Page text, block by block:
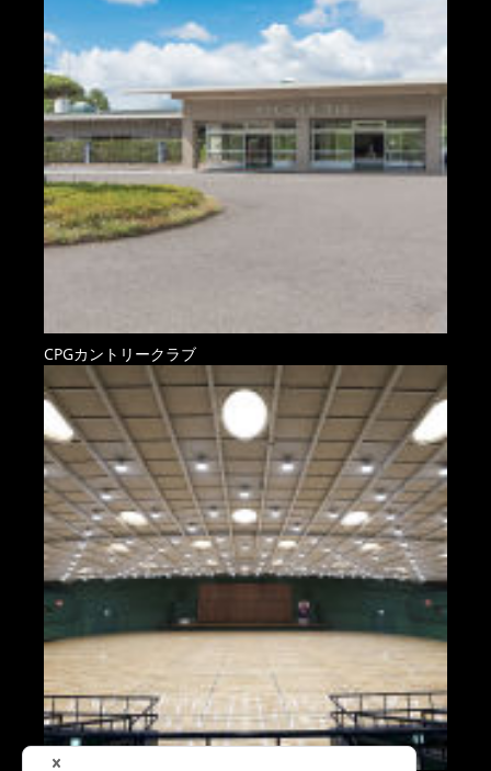
CPGカントリークラブ